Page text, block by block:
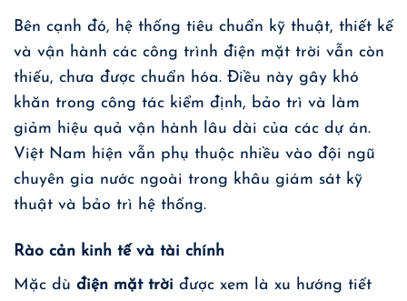
Bên cạnh đó, hệ thống tiêu chuẩn kỹ thuật, thiết kế
và vận hành các công trình điện mặt trời vẫn còn
thiếu, chưa được chuẩn hóa. Điều này gây khó
khăn trong công tác kiểm định, bảo trì và làm
giảm hiệu quả vận hành lâu dài của các dự án.
Việt Nam hiện vẫn phụ thuộc nhiều vào đội ngũ
chuyên gia nước ngoài trong khâu giám sát kỹ
thuật và bảo trì hệ thống.
Rào cản kinh tế và tài chính
Mặc dù điện mặt trời được xem là xu hướng tiết